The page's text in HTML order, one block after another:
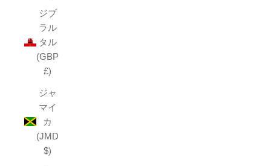
ジブ
ラル
タル
(GBP
£)
ジャ
マイ
カ
(JMD
$)